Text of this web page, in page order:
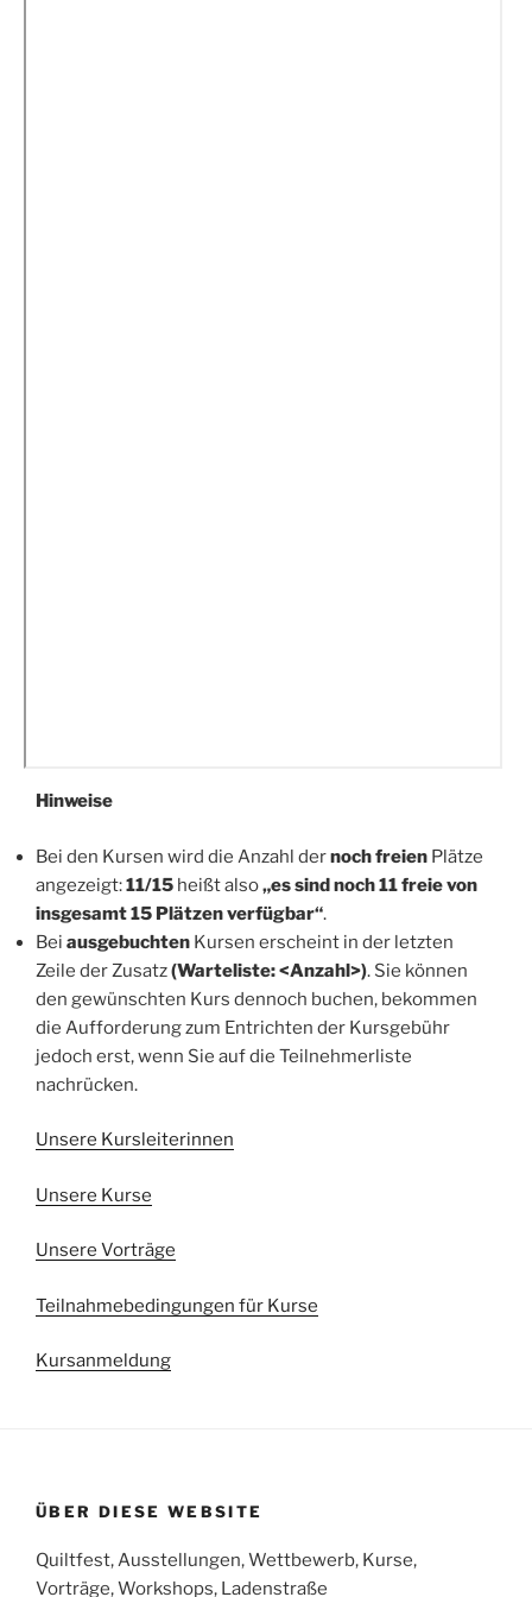
Hinweise
Bei den Kursen wird die Anzahl dernoch freien Plätze
angezeigt:11/15 heißt also„es sind noch 11 freie von
insgesamt 15 Plätzen verfügbar“.
Bei ausgebuchten Kursen erscheint in der letzten
Zeile der Zusatz(Warteliste: <Anzahl>). Sie können
den gewünschten Kurs dennoch buchen, bekommen
die Aufforderung zum Entrichten der Kursgebühr
jedoch erst, wenn Sie auf die Teilnehmerliste
nachrücken.
Unsere Kursleiterinnen
Unsere Kurse
Unsere Vorträge
Teilnahmebedingungen für Kurse
Kursanmeldung
ÜBER DIESE WEBSITE
Quiltfest, Ausstellungen, Wettbewerb, Kurse,
Vorträge, Workshops, Ladenstraße